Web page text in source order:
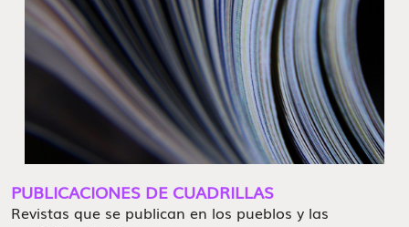
PUBLICACIONES DE CUADRILLAS
Revistas que se publican en los pueblos y las